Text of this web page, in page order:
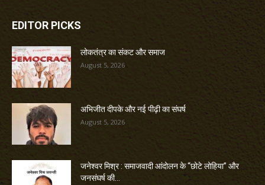
EDITOR PICKS
लोकतंत्र का संकट और समाज
August 5, 2026
अभिजीत दीपके और नई पीढ़ी का संघर्ष
August 5, 2026
जनेश्वर मिश्र : समाजवादी आंदोलन के “छोटे लोहिया” और
जनसंघर्ष की...